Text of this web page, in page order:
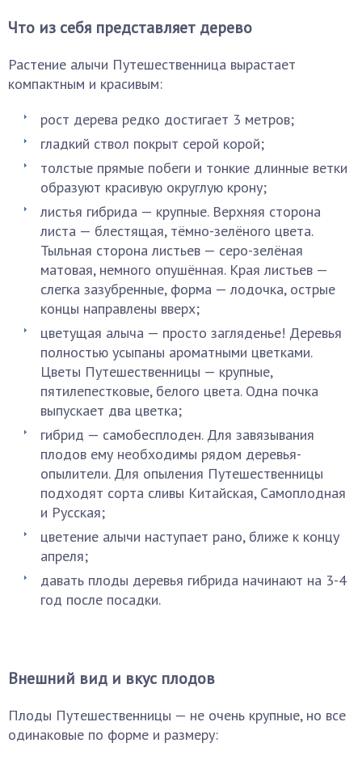
Что из себя представляет дерево
Растение алычи Путешественница вырастает
компактным и красивым:
рост дерева редко достигает 3 метров;
гладкий ствол покрыт серой корой;
толстые прямые побеги и тонкие длинные ветки
образуют красивую округлую крону;
листья гибрида — крупные. Верхняя сторона
листа — блестящая, тёмно-зелёного цвета.
Тыльная сторона листьев — серо-зелёная
матовая, немного опушённая. Края листьев —
слегка зазубренные, форма — лодочка, острые
концы направлены вверх;
цветущая алыча — просто загляденье! Деревья
полностью усыпаны ароматными цветками.
Цветы Путешественницы — крупные,
пятилепестковые, белого цвета. Одна почка
выпускает два цветка;
гибрид — самобесплоден. Для завязывания
плодов ему необходимы рядом деревья-
опылители. Для опыления Путешественницы
подходят сорта сливы Китайская, Самоплодная
и Русская;
цветение алычи наступает рано, ближе к концу
апреля;
давать плоды деревья гибрида начинают на 3-4
год после посадки.
Внешний вид и вкус плодов
Плоды Путешественницы — не очень крупные, но все
одинаковые по форме и размеру: